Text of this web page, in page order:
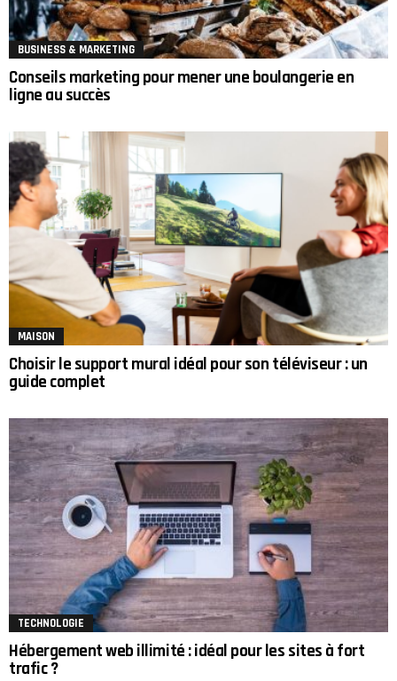
BUSINESS & MARKETING
Conseils marketing pour mener une boulangerie en
ligne au succès
MAISON
Choisir le support mural idéal pour son téléviseur : un
guide complet
TECHNOLOGIE
Hébergement web illimité : idéal pour les sites à fort
trafic ?